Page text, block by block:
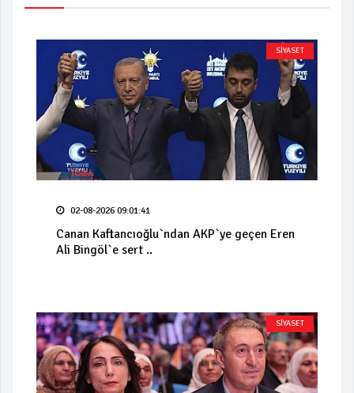
SİYASET
02-08-2026 09:01:41
Canan Kaftancıoğlu`ndan AKP`ye geçen Eren
Ali Bingöl`e sert ..
SİYASET